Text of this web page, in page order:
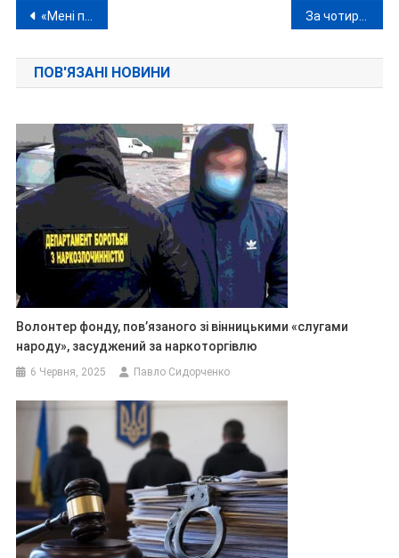
Навігація
записів
«Мені по барабану»: як вінницька медалістка через гучний скандал виборола право на перескладання НМТ За чотири дні на Вінниччині загинули шестеро людей
ПОВ'ЯЗАНІ НОВИНИ
Волонтер фонду, пов’язаного зі вінницькими «слугами
народу», засуджений за наркоторгівлю
6 Червня, 2025 Павло Сидорченко